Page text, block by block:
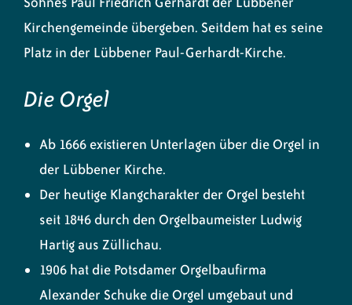
Kirchengemeinde übergeben. Seitdem hat es seine
Platz in der Lübbener Paul-Gerhardt-Kirche.
Die Orgel
Ab 1666 existieren Unterlagen über die Orgel in
der Lübbener Kirche.
Der heutige Klangcharakter der Orgel besteht
seit 1846 durch den Orgelbaumeister Ludwig
Hartig aus Züllichau.
1906 hat die Potsdamer Orgelbaufirma
Alexander Schuke die Orgel umgebaut und